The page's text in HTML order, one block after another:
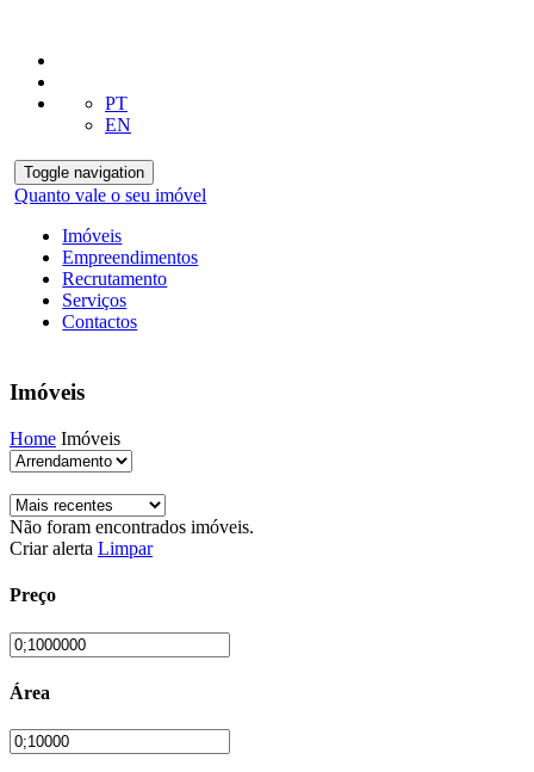
PT
EN
Toggle navigation
Quanto vale o seu imóvel
Imóveis
Empreendimentos
Recrutamento
Serviços
Contactos
Imóveis
Home Imóveis
Não foram encontrados imóveis.
Criar alerta Limpar
Preço
Área